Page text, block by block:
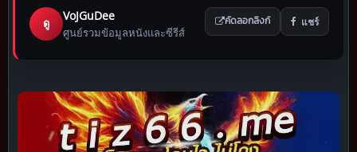
ดู
VoJGuDee
ศูนย์รวมข้อมูลหนังและซีรีส์
คัดลอกลิงก์ แชร์